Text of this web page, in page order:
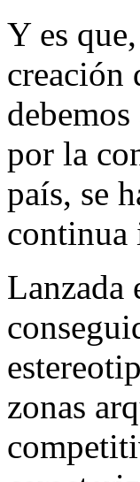
Y es
creación
por la
país, se
continua
Lanzada
zonas